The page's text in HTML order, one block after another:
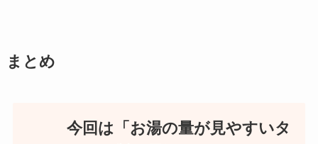
まとめ
今回は「お湯の量が見やすいタ